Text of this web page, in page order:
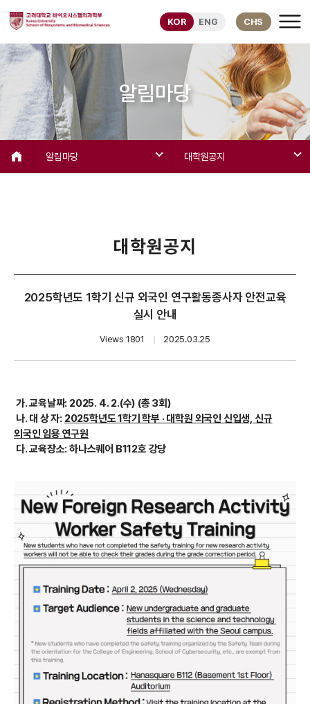
KOR ENG CHS
알림마당
알림마당 대학원공지
대학원공지
2025학년도 1학기 신규 외국인 연구활동종사자 안전교육
실시 안내
Views 1801 ｜ 2025.03.25
가. 교육날짜: 2025. 4. 2.(수) (총 3회)
나. 대 상 자: 2025학년도 1학기 학부 · 대학원 외국인 신입생, 신규
외국인 임용 연구원
다. 교육장소: 하나스퀘어 B112호 강당